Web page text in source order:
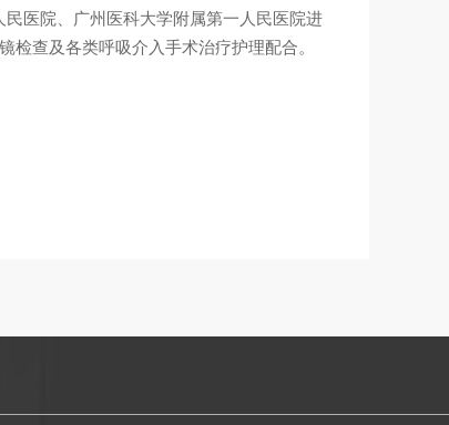
医院、广州医科大学附属第一人民医院进
查及各类呼吸介入手术治疗护理配合。